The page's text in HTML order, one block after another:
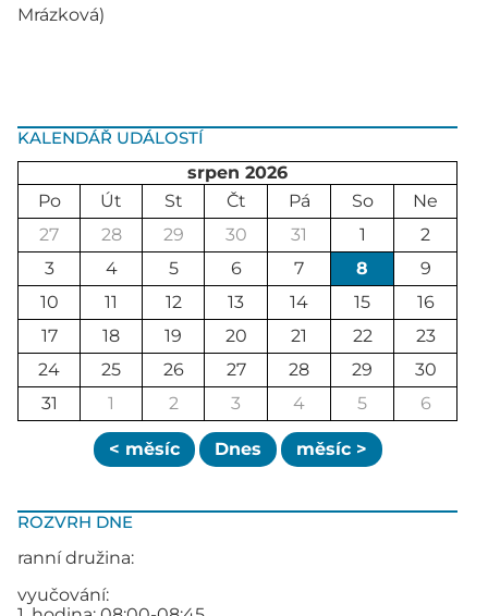
KALENDÁŘ UDÁLOSTÍ
srpen 2026
Po
Út St Čt Pá So
Ne
27
28 29 30 31 1
2
3
4 5 6 7 8
9
10
11 12 13 14 15
16
17
18 19 20 21 22
23
24
25 26 27 28 29
30
31
1 2 3 4 5 6
< měsíc Dnes měsíc >
ROZVRH DNE
ranní družina:
vyučování:
Mrázková)